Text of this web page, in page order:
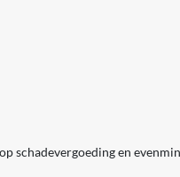
schadevergoeding en